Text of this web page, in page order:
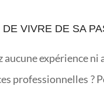
DE VIVRE DE SA
aucune expérience ni
professionnelles ?